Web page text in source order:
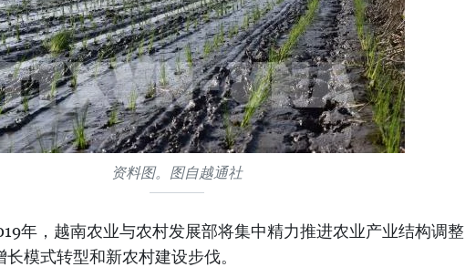
资料图。图自越通社
年，越南农业与农村发展部将集中精力推进农业产业结构调整
模式转型和新农村建设步伐。